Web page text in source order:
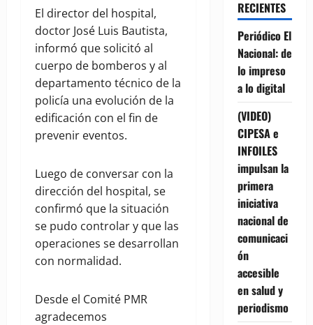
El director del hospital,
doctor José Luis Bautista,
informó que solicitó al
cuerpo de bomberos y al
departamento técnico de la
policía una evolución de la
edificación con el fin de
prevenir eventos.
Luego de conversar con la
dirección del hospital, se
confirmó que la situación
se pudo controlar y que las
operaciones se desarrollan
con normalidad.
Desde el Comité PMR
agradecemos
RECIENTES
Periódico El
Nacional: de
lo impreso
a lo digital
(VIDEO)
CIPESA e
INFOILES
impulsan la
primera
iniciativa
nacional de
comunicaci
ón
accesible
en salud y
periodismo